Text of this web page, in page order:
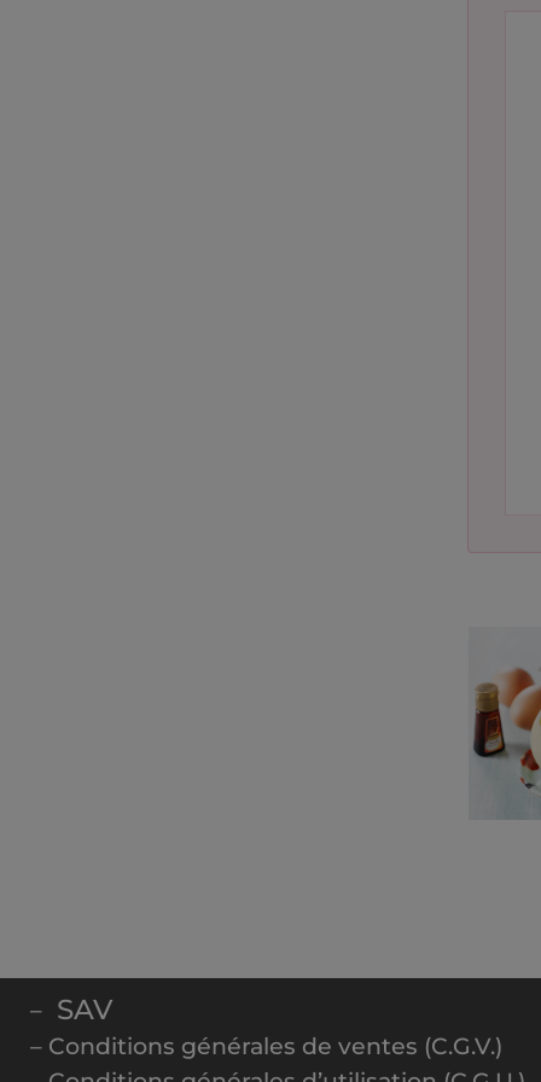
– SAV
– Conditions générales de ventes (C.G.V.)